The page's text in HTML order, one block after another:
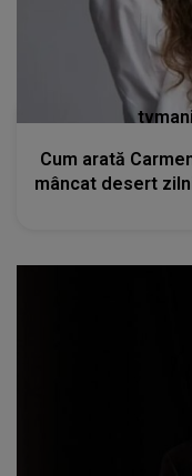
Cum arată
mâncat desert